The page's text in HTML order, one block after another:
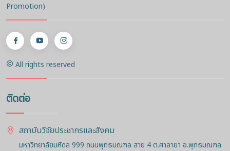
Promotion)
All rights reserved
ติดต่อ
สถาบันวิจัยประชากรและสังคม
มหาวิทยาลัยมหิดล 999 ถนนพุทธมณฑล สาย 4 ต.ศาลายา อ.พุทธมณฑล